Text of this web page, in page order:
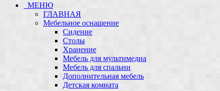
МЕНЮ
ГЛАВНАЯ
Мебельное оснащение
Сидение
Столы
Хранение
Мебель для мультимедиа
Мебель для спальни
Дополнительная мебель
Детская комната